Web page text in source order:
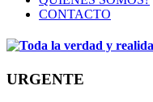
CONTACTO
URGENTE